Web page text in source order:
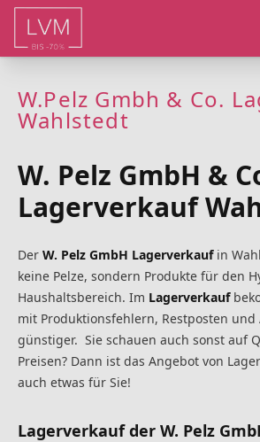
W.Pelz Gmbh & Co.
Wahlstedt
W. Pelz GmbH &
Lagerverkauf
Der W. Pelz GmbH Lagerverkaufin
keine Pelze, sondern Produkte für den
Haushaltsbereich. Im Lagerverkauf
mit Produktionsfehlern, Restposten und
günstiger. Sie schauen auch sonst auf
Preisen? Dann ist das Angebot von
auch etwas für Sie!
Lagerverkauf der W. Pelz